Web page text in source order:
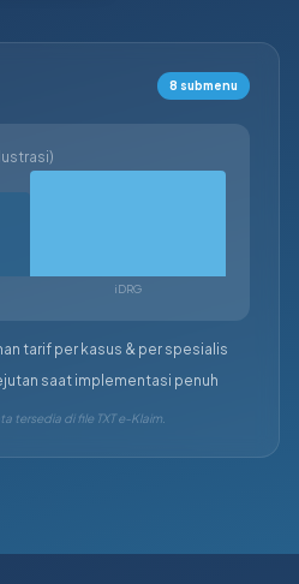
8 submenu
iDRG
tarif per kasus & per spesialis
saat implementasi penuh
tersedia di file TXT e-Klaim.